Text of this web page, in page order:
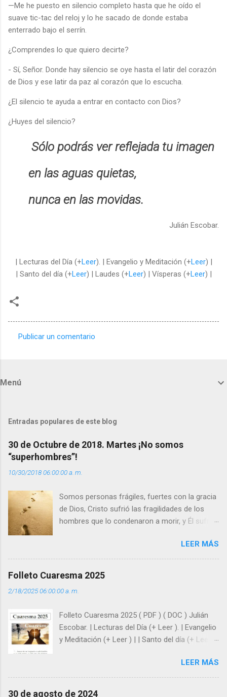
—Me he puesto en silencio completo hasta que he oído el
suave tic-tac del reloj y lo he sacado de donde estaba
enterrado bajo el serrín.
¿Comprendes lo que quiero decirte?
- Sí, Señor. Donde hay silencio se oye hasta el latir del corazón
de Dios y ese latir da paz al corazón que lo escucha.
¿El silencio te ayuda a entrar en contacto con Dios?
¿Huyes del silencio?
Sólo podrás ver reflejada tu imagen
en las aguas quietas,
nunca en las movidas.
Julián Escobar.
| Lecturas del Día (+Leer). | Evangelio y Meditación (+Leer) |
| Santo del día (+Leer) | Laudes (+Leer) | Vísperas (+Leer) |
t
r
i
o
s
Publicar un comentario
Menú
Entradas populares de este blog
30 de Octubre de 2018. Martes ¡No somos
“superhombres”!
10/30/2018 06:00:00 a. m.
Somos personas frágiles, fuertes con la gracia
de Dios, Cristo sufrió las fragilidades de los
hombres que lo condenaron a morir, y Él sufrió
enseña Jesucristo? Que, si seguimos sus
huellas, sin ser superhombres, podemos
siempre está pendiente de nosotros. Amar es
y protegidos por nosotros. “ Señor, soy un
árbol sin frutos, pero tú me das la savia para
que al menos mis ramas y hojas den sombra
super hombre? - ¿Superas tu fragilidad con la
gracia de Dios? Julián Escobar. | Lecturas del
Día (+ Leer ). | Evangelio y Meditación (+ Leer ) |
LEER MÁS
Folleto Cuaresma 2025
2/18/2025 06:00:00 a. m.
Folleto Cuaresma 2025 ( PDF ) ( DOC ) Julián
Escobar. | Lecturas del Día (+ Leer ). | Evangelio
y Meditación (+ Leer ) | | Santo del día (+ Leer )
LEER MÁS
30 de agosto de 2024